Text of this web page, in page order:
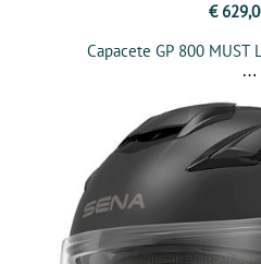
€
Capacete GP 800 MUST